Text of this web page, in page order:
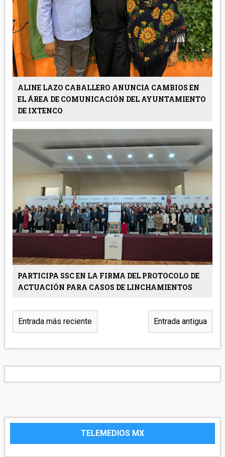
ALINE LAZO CABALLERO ANUNCIA CAMBIOS EN
EL ÁREA DE COMUNICACIÓN DEL AYUNTAMIENTO
DE IXTENCO
PARTICIPA SSC EN LA FIRMA DEL PROTOCOLO DE
ACTUACIÓN PARA CASOS DE LINCHAMIENTOS
Entrada más reciente Entrada antigua
TELEMEDIOS MX